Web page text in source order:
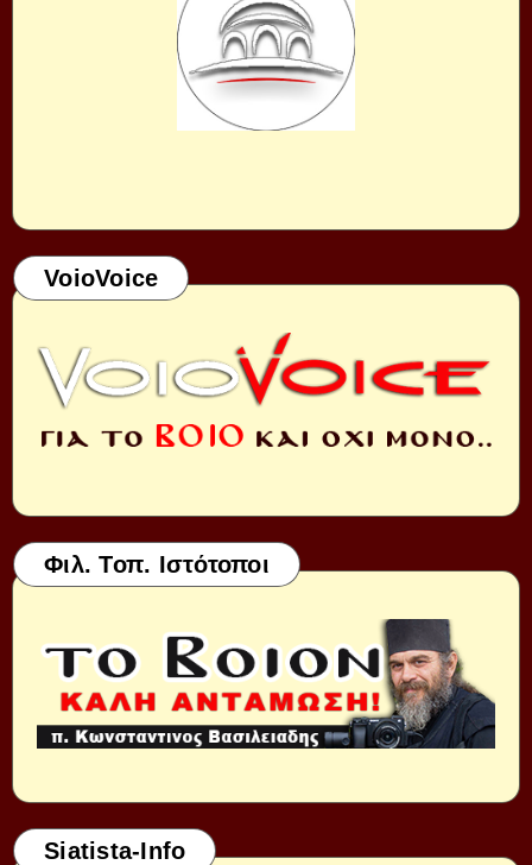
VoioVoice
Φιλ. Τοπ. Ιστότοποι
Siatista-Info